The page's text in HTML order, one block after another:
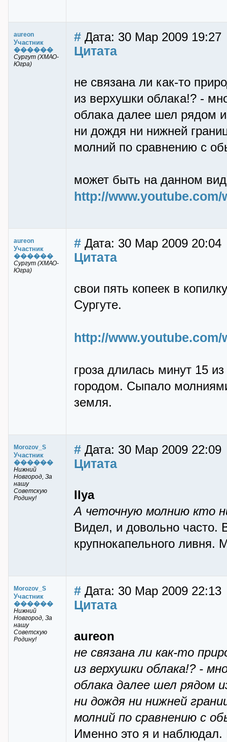
aureon
Участник
������
Сургут (ХМАО-
Югра)
# Дата: 30 Мар 2009 19:27
Цитата
не связана ли как-то
из верхушки облака!? -
облака далее шел рядом
ни дождя ни нижней
молний по сравнению с
может быть на данном
http://www.youtube.com/
aureon
Участник
������
Сургут (ХМАО-
Югра)
# Дата: 30 Мар 2009 20:04
Цитата
свои пять копеек в
Сургуте.
http://www.youtube.com/
гроза длилась минут 15
городом. Сыпало
земля.
Morozov_S
Участник
������
Нижний
Новгород, За
нашу
Советскую
Родину!
# Дата: 30 Мар 2009 22:09
Цитата
Ilya
А четочную молнию кто
Видел, и довольно часто.
крупнокапельного
Morozov_S
Участник
������
Нижний
Новгород, За
нашу
Советскую
Родину!
# Дата: 30 Мар 2009 22:13
Цитата
aureon
не связана ли как-то
из верхушки облака!? -
облака далее шел рядом
ни дождя ни нижней
молний по сравнению с
Именно это я и наблюдал.